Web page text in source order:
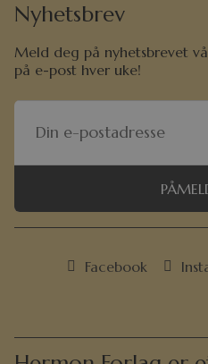
Nyhetsbrev
Meld deg på nyhetsbrevet
på e-post hver uke!
Facebook